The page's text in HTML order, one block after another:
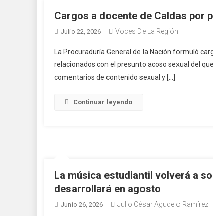
Cargos a docente de Caldas por
Julio 22, 2026 Voces De La Región
La Procuraduría General de la Nación formuló
relacionados con el presunto acoso sexual del
comentarios de contenido sexual y […]
Continuar leyendo
La música estudiantil volverá a
desarrollará en agosto
Junio 26, 2026 Julio César Agudelo Ramírez